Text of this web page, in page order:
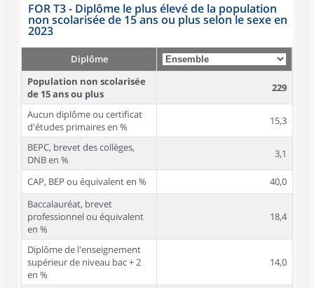
FOR T3 - Diplôme le plus élevé de la population
non scolarisée de 15 ans ou plus selon le sexe en
2023
Diplôme
Population non scolarisée
de 15 ans ou plus
229
Aucun diplôme ou certificat
d'études primaires en %
15,3
BEPC, brevet des collèges,
DNB en %
3,1
CAP, BEP ou équivalent en %
40,0
Baccalauréat, brevet
professionnel ou équivalent
en %
18,4
Diplôme de l'enseignement
supérieur de niveau bac + 2
en %
14,0